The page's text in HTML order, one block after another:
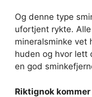
Og denne type
ufortjent rykte.
mineralsminke vet
huden og hvor lett
en god
Riktignok